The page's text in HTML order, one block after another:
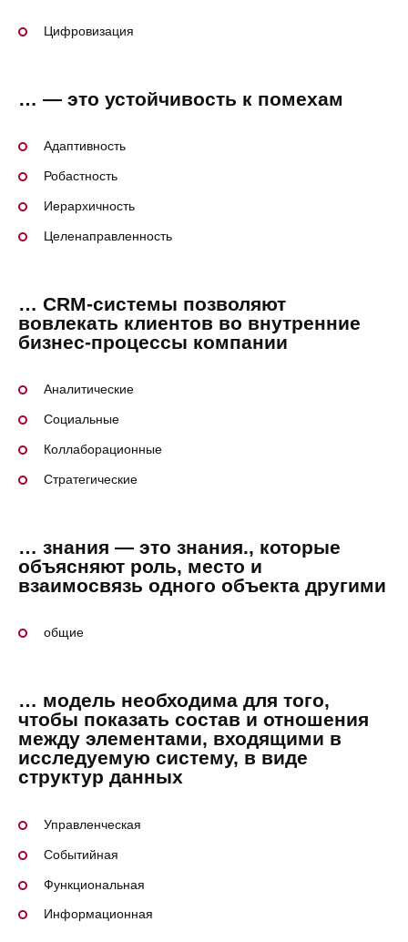
Цифровизация
… — это устойчивость к помехам
Адаптивность
Робастность
Иерархичность
Целенаправленность
… CRM-системы позволяют
вовлекать клиентов во внутренние
бизнес-процессы компании
Аналитические
Социальные
Коллаборационные
Стратегические
… знания — это знания., которые
объясняют роль, место и
взаимосвязь одного объекта другими
общие
… модель необходима для того,
чтобы показать состав и отношения
между элементами, входящими в
исследуемую систему, в виде
структур данных
Управленческая
Событийная
Функциональная
Информационная